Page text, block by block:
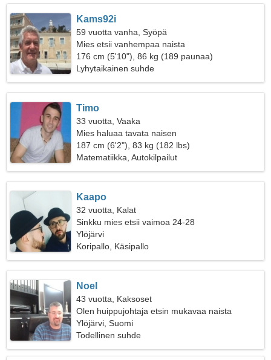
Kams92i
59 vuotta vanha, Syöpä
Mies etsii vanhempaa naista
176 cm (5'10"), 86 kg (189 paunaa)
Lyhytaikainen suhde
Timo
33 vuotta, Vaaka
Mies haluaa tavata naisen
187 cm (6'2"), 83 kg (182 lbs)
Matematiikka, Autokilpailut
Kaapo
32 vuotta, Kalat
Sinkku mies etsii vaimoa 24-28
Ylöjärvi
Koripallo, Käsipallo
Noel
43 vuotta, Kaksoset
Olen huippujohtaja etsin mukavaa naista
Ylöjärvi, Suomi
Todellinen suhde